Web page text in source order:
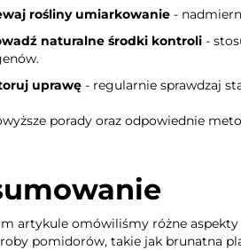
rośliny umiarkowanie -
naturalne środki kontroli -
uprawę - regularnie sprawdzaj
porady oraz odpowiednie
artykule omówiliśmy różne
pomidorów, takie jak brunatna